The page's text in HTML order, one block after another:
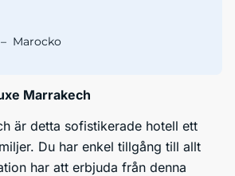
– Marocko
Marrakech
är detta sofistikerade hotell ett
Du har enkel tillgång till allt
har att erbjuda från denna